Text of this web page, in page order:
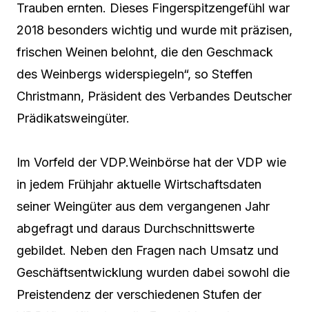
Trauben ernten. Dieses Fingerspitzengefühl war
2018 besonders wichtig und wurde mit präzisen,
frischen Weinen belohnt, die den Geschmack
des Weinbergs widerspiegeln“, so Steffen
Christmann, Präsident des Verbandes Deutscher
Prädikatsweingüter.
Im Vorfeld der VDP.Weinbörse hat der VDP wie
in jedem Frühjahr aktuelle Wirtschaftsdaten
seiner Weingüter aus dem vergangenen Jahr
abgefragt und daraus Durchschnittswerte
gebildet. Neben den Fragen nach Umsatz und
Geschäftsentwicklung wurden dabei sowohl die
Preistendenz der verschiedenen Stufen der